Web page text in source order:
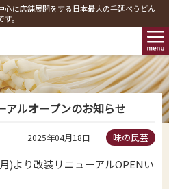
心に店舗展開をする日本最大の手延べうどん
。
アルオープンのお知らせ
2025年04月18日 味の民芸
)より改装リニューアルOPENい